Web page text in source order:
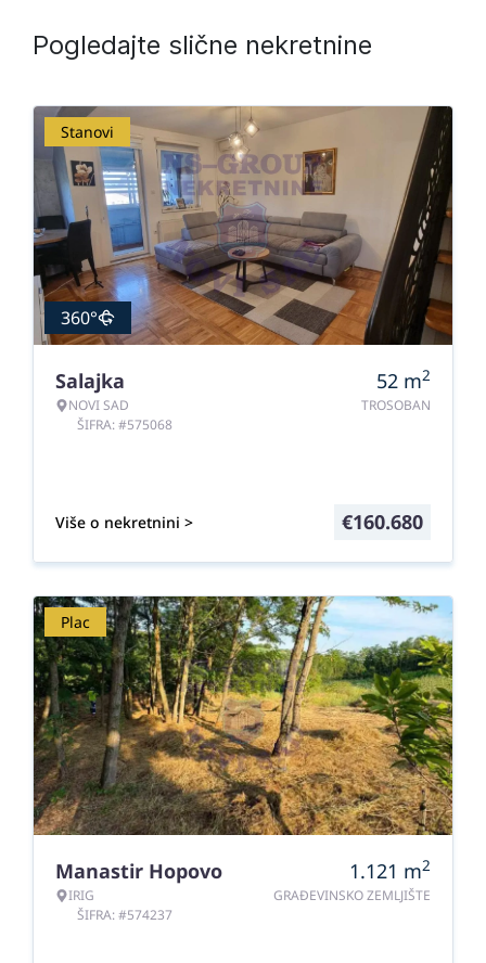
Pogledajte slične nekretnine
Stanovi
360°
Salajka
NOVI SAD
ŠIFRA: #575068
52 m2
TROSOBAN
Više o nekretnini > €160.680
Plac
Manastir Hopovo
IRIG
ŠIFRA: #574237
1.121 m2
GRAĐEVINSKO ZEMLJIŠTE